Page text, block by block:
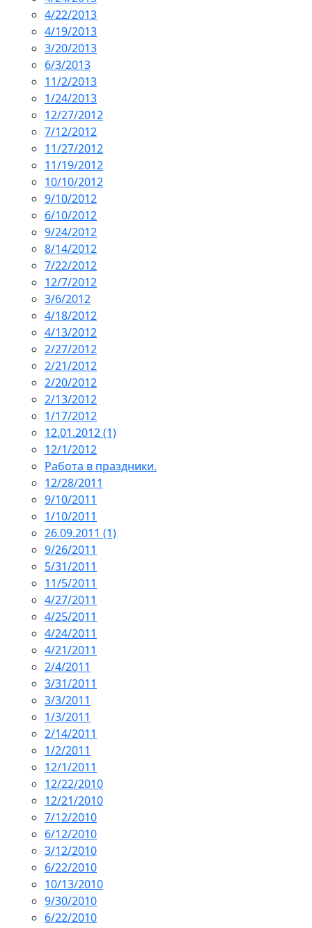
4/22/2013
4/19/2013
3/20/2013
6/3/2013
11/2/2013
1/24/2013
12/27/2012
7/12/2012
11/27/2012
11/19/2012
10/10/2012
9/10/2012
6/10/2012
9/24/2012
8/14/2012
7/22/2012
12/7/2012
3/6/2012
4/18/2012
4/13/2012
2/27/2012
2/21/2012
2/20/2012
2/13/2012
1/17/2012
12.01.2012 (1)
12/1/2012
Работа в праздники.
12/28/2011
9/10/2011
1/10/2011
26.09.2011 (1)
9/26/2011
5/31/2011
11/5/2011
4/27/2011
4/25/2011
4/24/2011
4/21/2011
2/4/2011
3/31/2011
3/3/2011
1/3/2011
2/14/2011
1/2/2011
12/1/2011
12/22/2010
12/21/2010
7/12/2010
6/12/2010
3/12/2010
6/22/2010
10/13/2010
9/30/2010
6/22/2010